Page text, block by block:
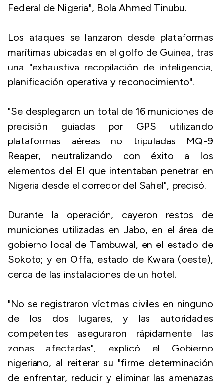
Federal de Nigeria", Bola Ahmed Tinubu.
Los ataques se lanzaron desde plataformas
marítimas ubicadas en el golfo de Guinea, tras
una "exhaustiva recopilación de inteligencia,
planificación operativa y reconocimiento".
"Se desplegaron un total de 16 municiones de
precisión guiadas por GPS utilizando
plataformas aéreas no tripuladas MQ-9
Reaper, neutralizando con éxito a los
elementos del EI que intentaban penetrar en
Nigeria desde el corredor del Sahel", precisó.
Durante la operación, cayeron restos de
municiones utilizadas en Jabo, en el área de
gobierno local de Tambuwal, en el estado de
Sokoto; y en Offa, estado de Kwara (oeste),
cerca de las instalaciones de un hotel.
"No se registraron víctimas civiles en ninguno
de los dos lugares, y las autoridades
competentes aseguraron rápidamente las
zonas afectadas", explicó el Gobierno
nigeriano, al reiterar su "firme determinación
de enfrentar, reducir y eliminar las amenazas